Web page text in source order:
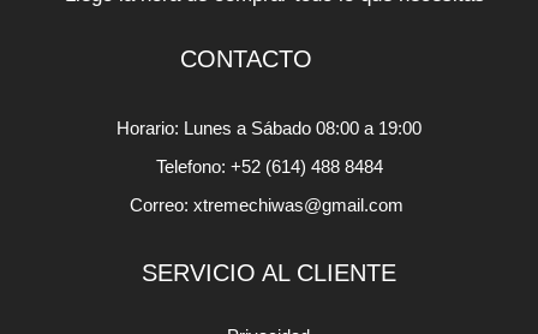
CONTACTO
Horario: Lunes a Sábado 08:00 a 19:00
Telefono: +52 (614) 488 8484
Correo: xtremechiwas@gmail.com
SERVICIO AL CLIENTE